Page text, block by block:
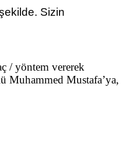
Sizin
/ yöntem vererek
Muhammed Mustafa’ya,